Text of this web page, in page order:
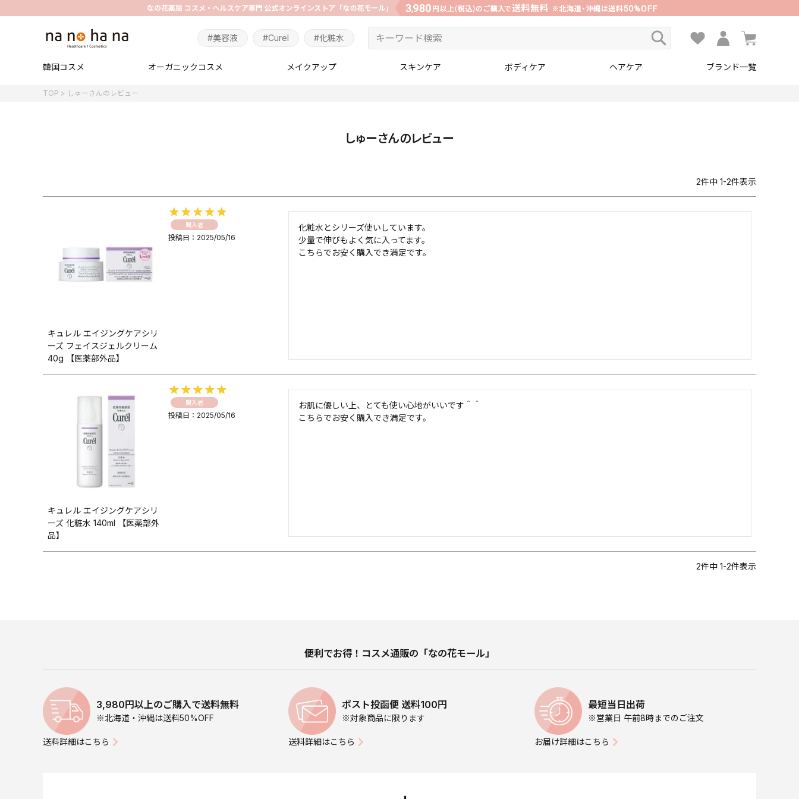
#化粧水
#Curel
#美容液
韓国コスメ オーガニックコスメ メイクアップ スキンケア ボディケア ヘアケア ブランド一覧
TOP しゅーさんのレビュー
しゅーさんのレビュー
2件中 1-2件表示
キュレル エイジングケアシリ
ーズ フェイスジェルクリーム
40g 【医薬部外品】
購入者
投稿日 2025/05/16
化粧水とシリーズ使いしています。
少量で伸びもよく気に入ってます。
こちらでお安く購入でき満足です。
キュレル エイジングケアシリ
ーズ 化粧水 140ml 【医薬部外
品】
購入者
投稿日 2025/05/16
お肌に優しい上、とても使い心地がいいです＾＾
こちらでお安く購入でき満足です。
2件中 1-2件表示
便利でお得！コスメ通販の「なの花モール」
3,980円以上のご購入で送料無料
※北海道・沖縄は送料50%OFF
送料詳細はこちら
ポスト投函便 送料100円
※対象商品に限ります
送料詳細はこちら
最短当日出荷
※営業日 午前8時までのご注文
お届け詳細はこちら